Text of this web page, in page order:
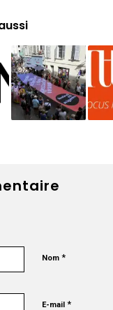
Nom*
E-mail*